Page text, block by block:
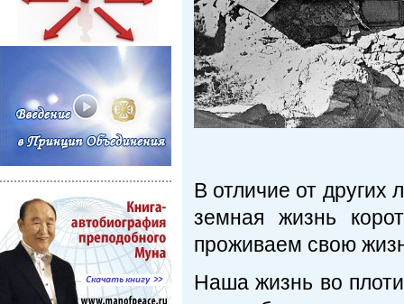
В отличие от
земная жизнь
проживаем свою
Наша жизнь во